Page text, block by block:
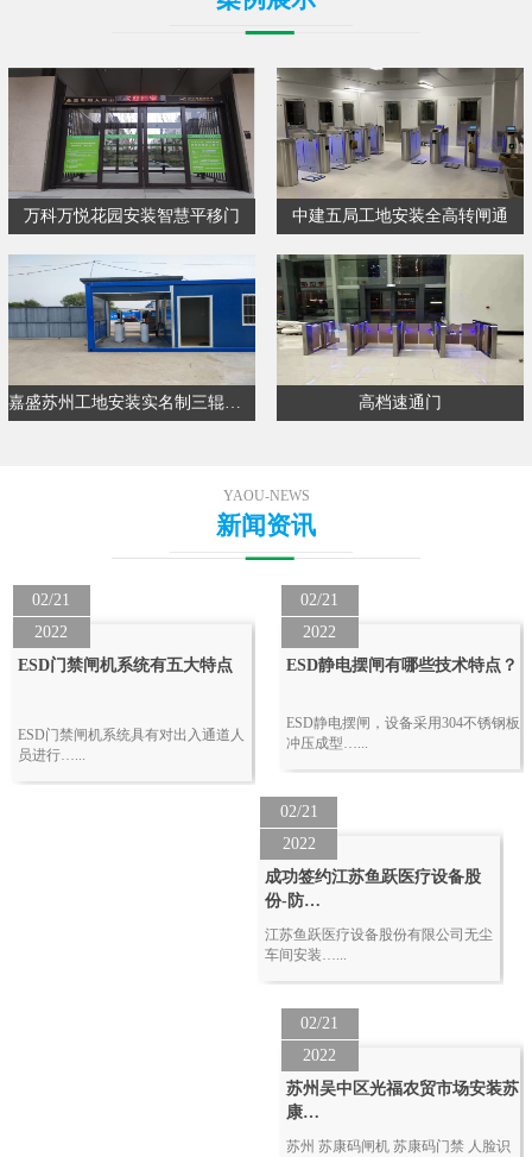
万科万悦花园安装智慧平移门 中建五局工地安装全高转闸通
嘉盛苏州工地安装实名制三辊闸通… 高档速通门
YAOU-NEWS
新闻资讯
02/21
2022
ESD门禁闸机系统有五大特点
ESD门禁闸机系统具有对出入通道人
员进行…...
02/21
2022
ESD静电摆闸有哪些技术特点？
ESD静电摆闸，设备采用304不锈钢板
冲压成型…...
02/21
2022
成功签约江苏鱼跃医疗设备股
份-防…
江苏鱼跃医疗设备股份有限公司无尘
车间安装…...
02/21
2022
苏州吴中区光福农贸市场安装苏
康…
苏州 苏康码闸机 苏康码门禁 人脸识